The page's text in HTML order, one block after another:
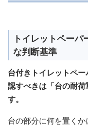
トイレットペー
な判断基準
台付きトイレットペ
認すべきは「台の耐
す。
台の部分に何を置く